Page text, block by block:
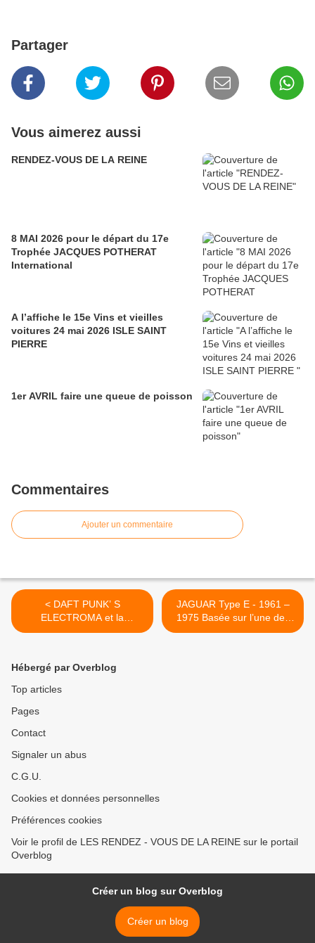
Partager
Vous aimerez aussi
RENDEZ-VOUS DE LA REINE
8 MAI 2026 pour le départ du 17e
Trophée JACQUES POTHERAT
International
A l’affiche le 15e Vins et vieilles
voitures 24 mai 2026 ISLE SAINT
PIERRE
1er AVRIL faire une queue de poisson
Commentaires
Ajouter un commentaire
< DAFT PUNK’ S
ELECTROMA et la
FERRARI 412
JAGUAR Type E - 1961 –
1975 Basée sur l’une des
meilleures automobiles de
Hébergé par Overblog
Top articles
Pages
Contact
Signaler un abus
C.G.U.
Cookies et données personnelles
Préférences cookies
Voir le profil de LES RENDEZ - VOUS DE LA REINE sur le portail
Overblog
Créer un blog sur Overblog
Créer un blog